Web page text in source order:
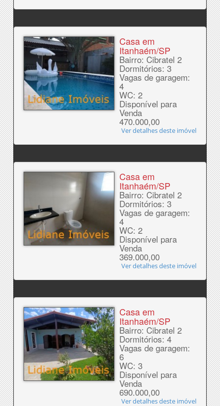
Casa em
Itanhaém/SP
Bairro: Cibratel 2
Dormitórios: 3
Vagas de garagem:
4
WC: 2
Disponível para
Venda
470.000,00
Ver detalhes deste imóvel
Casa em
Itanhaém/SP
Bairro: Cibratel 2
Dormitórios: 3
Vagas de garagem:
4
WC: 2
Disponível para
Venda
369.000,00
Ver detalhes deste imóvel
Casa em
Itanhaém/SP
Bairro: Cibratel 2
Dormitórios: 4
Vagas de garagem:
6
WC: 3
Disponível para
Venda
690.000,00
Ver detalhes deste imóvel